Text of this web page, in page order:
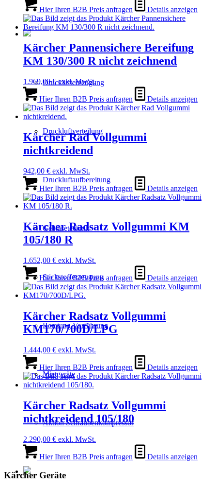
Drucklufterzeugung
Druckluftverteilung
Druckluftaufbereitung
Gebläsetechnik
Stickstofferzeugung
Beratung Vorführung
Mietgeräte
Aktion Schraubenkompressor
Hier Ihren B2B Preis anfragen Details anzeigen
Kärcher Pannensichere Bereifung
KM 130/300 R nicht zeichnend
1.969,00€exkl. MwSt.
Hier Ihren B2B Preis anfragen Details anzeigen
Kärcher Rad Vollgummi
nichtkreidend
942,00 € exkl. MwSt.
Hier Ihren B2B Preis anfragen Details anzeigen
Kärcher Radsatz Vollgummi KM
105/180 R
1.652,00 € exkl. MwSt.
Hier Ihren B2B Preis anfragen Details anzeigen
Kärcher Radsatz Vollgummi
KM170/700D/LPG
1.444,00 € exkl. MwSt.
Hier Ihren B2B Preis anfragen Details anzeigen
Kärcher Radsatz Vollgummi
nichtkreidend 105/180
2.290,00 € exkl. MwSt.
Hier Ihren B2B Preis anfragen Details anzeigen
Kärcher Geräte